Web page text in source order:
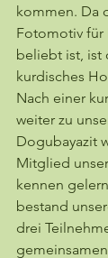
kommen. Da
Fotomotiv für
beliebt ist, ist
kurdisches
Nach einer
weiter zu
Dogubayazit
Mitglied
kennen
bestand
drei